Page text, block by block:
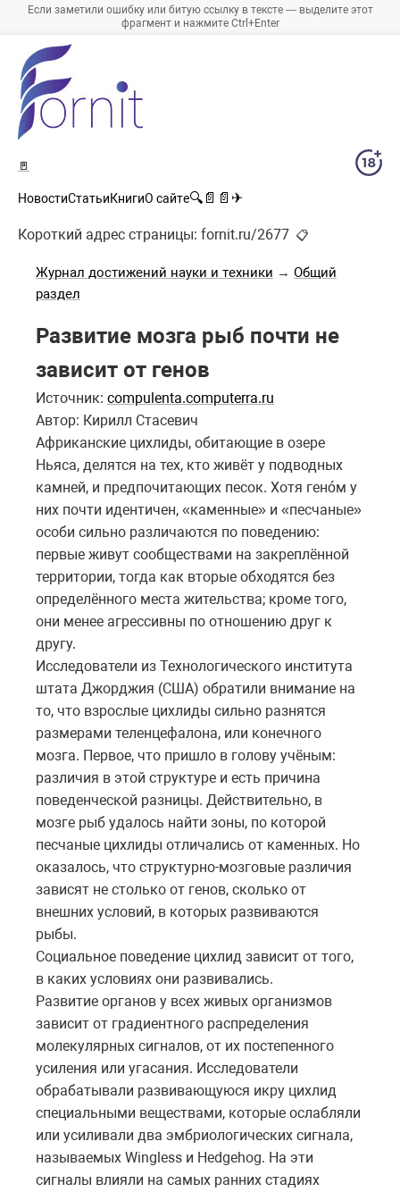
Если заметили ошибку или битую ссылку в тексте — выделите этот
фрагмент и нажмите Ctrl+Enter
🚪
НовостиСтатьиКнигиО сайте🔍 📄 📄 ✈
Короткий адрес страницы: fornit.ru/2677 📋
Журнал достижений науки и техники → Общий
раздел
Развитие мозга рыб почти не
зависит от генов
Источник: compulenta.computerra.ru
Автор: Кирилл Стасевич
Африканские цихлиды, обитающие в озере
Ньяса, делятся на тех, кто живёт у подводных
камней, и предпочитающих песок. Хотя генóм у
них почти идентичен, «каменные» и «песчаные»
особи сильно различаются по поведению:
первые живут сообществами на закреплённой
территории, тогда как вторые обходятся без
определённого места жительства; кроме того,
они менее агрессивны по отношению друг к
другу.
Исследователи из Технологического института
штата Джорджия (США) обратили внимание на
то, что взрослые цихлиды сильно разнятся
размерами теленцефалона, или конечного
мозга. Первое, что пришло в голову учёным:
различия в этой структуре и есть причина
поведенческой разницы. Действительно, в
мозге рыб удалось найти зоны, по которой
песчаные цихлиды отличались от каменных. Но
оказалось, что структурно-мозговые различия
зависят не столько от генов, сколько от
внешних условий, в которых развиваются
рыбы.
Социальное поведение цихлид зависит от того,
в каких условиях они развивались.
Развитие органов у всех живых организмов
зависит от градиентного распределения
молекулярных сигналов, от их постепенного
усиления или угасания. Исследователи
обрабатывали развивающуюся икру цихлид
специальными веществами, которые ослабляли
или усиливали два эмбриологических сигнала,
называемых Wingless и Hedgehog. На эти
сигналы влияли на самых ранних стадиях